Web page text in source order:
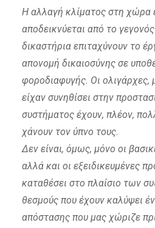
Η αλλαγή κλίματος στη χώρα
αποδεικνύεται από το
δικαστήρια επιταχύνουν το
απονομή δικαιοσύνης σε
φοροδιαφυγής. Οι ολιγάρχες,
είχαν συνηθίσει στην
συστήματος έχουν, πλέον,
χάνουν τον ύπνο τους.
Δεν είναι, όμως, μόνο οι
αλλά και οι εξειδικευμένες
καταθέσει στο πλαίσιο των
θεσμούς που έχουν καλύψει
απόστασης που μας χώριζε